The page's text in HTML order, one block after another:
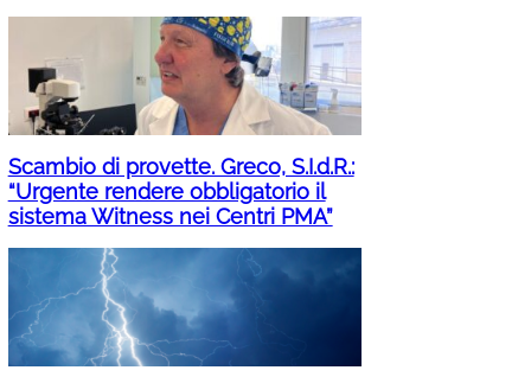
Scambio di provette. Greco, S.I.d.R.:
“Urgente rendere obbligatorio il
sistema Witness nei Centri PMA”